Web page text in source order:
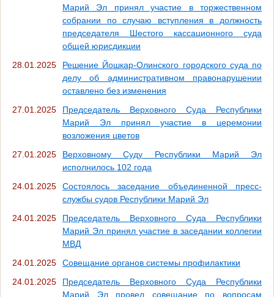
Марий Эл принял участие в торжественном
собрании по случаю вступления в должность
председателя Шестого кассационного суда
общей юрисдикции
28.01.2025
Решение Йошкар-Олинского городского суда по
делу об административном правонарушении
оставлено без изменения
27.01.2025
Председатель Верховного Суда Республики
Марий Эл принял участие в церемонии
возложения цветов
27.01.2025
Верховному Суду Республики Марий Эл
исполнилось 102 года
24.01.2025
Состоялось заседание объединенной пресс-
службы судов Республики Марий Эл
24.01.2025
Председатель Верховного Суда Республики
Марий Эл принял участие в заседании коллегии
МВД
24.01.2025
Совещание органов системы профилактики
24.01.2025
Председатель Верховного Суда Республики
Марий Эл провел совещание по вопросам